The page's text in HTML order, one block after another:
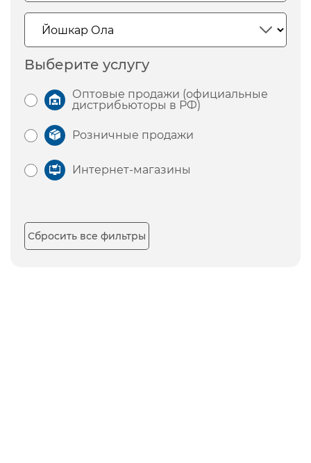
Выберите услугу
Оптовые продажи (официальные
дистрибьюторы в РФ)
Розничные продажи
Интернет-магазины
Сбросить все фильтры